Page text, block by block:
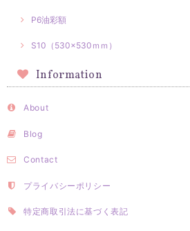
P6油彩額
S10（530×530ｍｍ）
Information
About
Blog
Contact
プライバシーポリシー
特定商取引法に基づく表記